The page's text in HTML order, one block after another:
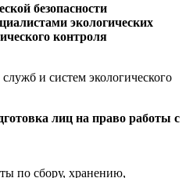
безопасности
экологических
контроля
и систем экологического
лиц на право работы с
по сбору, хранению,